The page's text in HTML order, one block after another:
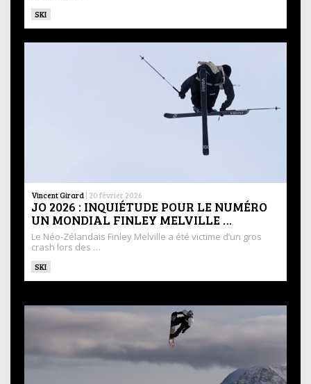
SKI
Vincent Girard | 20 février 2026
JO 2026 : INQUIÉTUDE POUR LE NUMÉRO
UN MONDIAL FINLEY MELVILLE …
Le Néo-Zélandais Finley Melville a été victime d’un gros
crash lors des …
SKI